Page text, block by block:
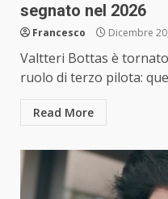
segnato nel 2026
Francesco Dicembre
Valtteri Bottas è
ruolo di terzo pilota:
Read More